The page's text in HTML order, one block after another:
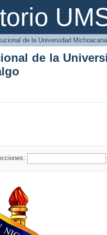
de la
de la Universidad
de la